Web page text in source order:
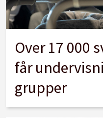
Over 17 000
får
grupper